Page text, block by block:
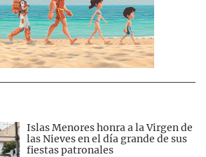
Islas Menores honra a la Virgen de
las Nieves en el día grande de sus
fiestas patronales